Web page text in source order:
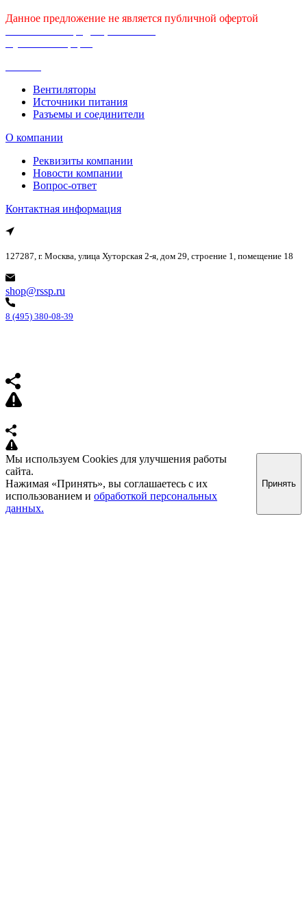
Данное предложение не является публичной офертой
Вентиляторы
Источники питания
Разъемы и соединители
О компании
Реквизиты компании
Новости компании
Вопрос-ответ
Контактная информация
127287, г. Москва, улица Хуторская 2-я, дом 29, строение 1, помещение 18
shop@rssp.ru
8 (495) 380-08-39
Мы используем Cookies для улучшения работы
сайта.
Нажимая «Принять», вы соглашаетесь с их
использованием и обработкой персональных
данных.
Принять